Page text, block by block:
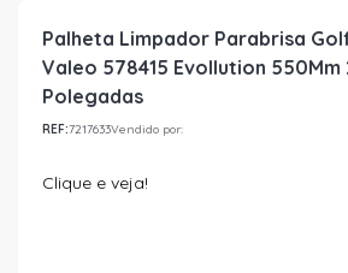
Palheta Limpador Parabrisa
Valeo 578415 Evollution 550Mm
Polegadas
REF:7217633Vendido por:
Clique e veja!